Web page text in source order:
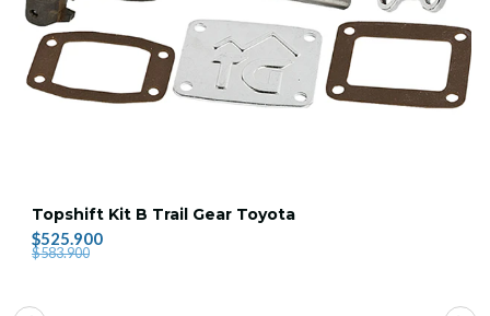
Topshift Kit B Trail Gear Toyota
$525.900
$583.900